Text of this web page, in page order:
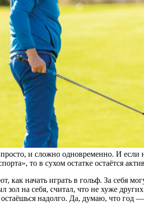
и сложно одновременно. И если
то в сухом остатке остаётся
как начать играть в гольф. За себя
зол на себя, считал, что не хуже
остаёшься надолго. Да, думаю, что